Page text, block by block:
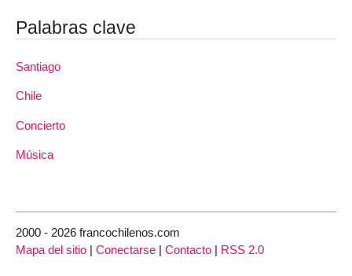
Palabras clave
Santiago
Chile
Concierto
Música
2000 - 2026 francochilenos.com
Mapa del sitio | Conectarse | Contacto | RSS 2.0